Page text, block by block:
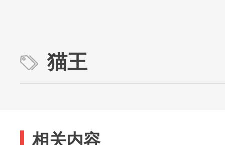
猫王
相关内容